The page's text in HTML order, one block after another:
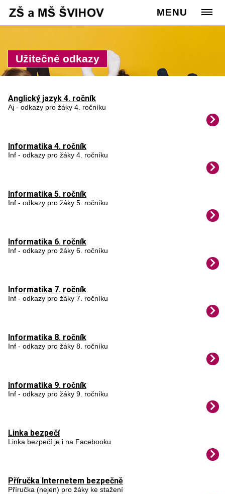
MENU
Užitečné odkazy
Cesta:www.zssvihov.info
Žáci > Užitečné odkazy
Anglický jazyk 4. ročník
Aj - odkazy pro žáky 4. ročníku
Informatika 4. ročník
Inf - odkazy pro žáky 4. ročníku
Informatika 5. ročník
Inf - odkazy pro žáky 5. ročníku
Informatika 6. ročník
Inf - odkazy pro žáky 6. ročníku
Informatika 7. ročník
Inf - odkazy pro žáky 7. ročníku
Informatika 8. ročník
Inf - odkazy pro žáky 8. ročníku
Informatika 9. ročník
Inf - odkazy pro žáky 9. ročníku
Linka bezpečí
Linka bezpečí je i na Facebooku
Příručka Internetem bezpečně
Příručka (nejen) pro žáky ke stažení